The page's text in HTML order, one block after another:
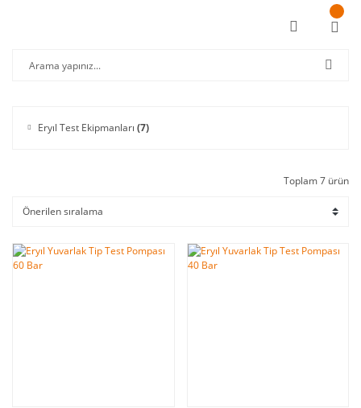
Eryıl Test Ekipmanları (7)
Toplam 7 ürün